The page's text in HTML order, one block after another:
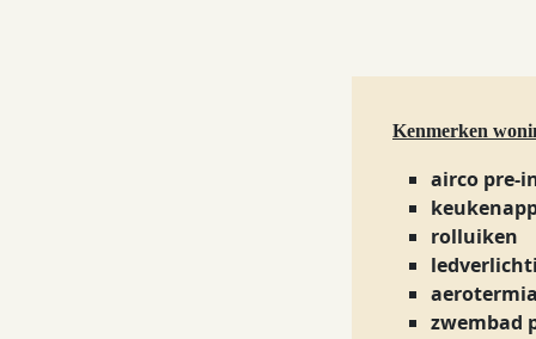
Kenmerken
airco pre-
rolluiken
zwembad